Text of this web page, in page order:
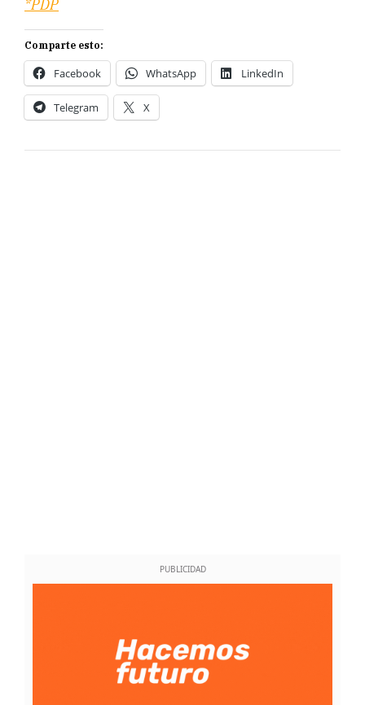
*PDP
Comparte esto:
Facebook WhatsApp LinkedIn
Telegram X